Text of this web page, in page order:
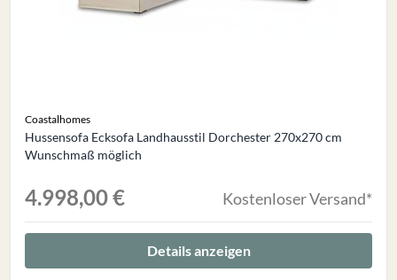
Coastalhomes
Hussensofa Ecksofa Landhausstil Dorchester 270x270 cm
Wunschmaß möglich
4.998,00 € Kostenloser Versand*
Details anzeigen